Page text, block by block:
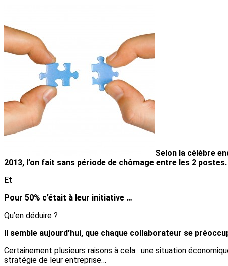
Selon la célèbre
2013, l’on fait sans période de chômage entre les 2 postes.
Et
Pour 50% c’était à leur initiative …
Qu’en déduire ?
Il semble aujourd’hui, que chaque collaborateur se
Certainement plusieurs raisons à cela : une situation
stratégie de leur entreprise…